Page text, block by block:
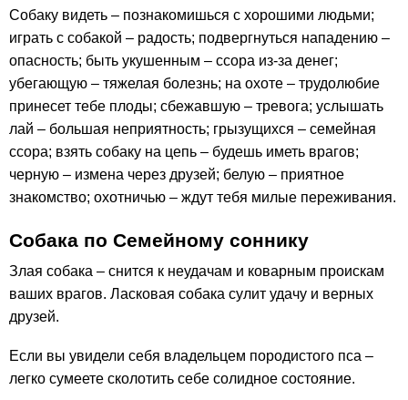
Собаку видеть – познакомишься с хорошими людьми;
играть с собакой – радость; подвергнуться нападению –
опасность; быть укушенным – ссора из-за денег;
убегающую – тяжелая болезнь; на охоте – трудолюбие
принесет тебе плоды; сбежавшую – тревога; услышать
лай – большая неприятность; грызущихся – семейная
ссора; взять собаку на цепь – будешь иметь врагов;
черную – измена через друзей; белую – приятное
знакомство; охотничью – ждут тебя милые переживания.
Собака по Семейному соннику
Злая собака – снится к неудачам и коварным проискам
ваших врагов. Ласковая собака сулит удачу и верных
друзей.
Если вы увидели себя владельцем породистого пса –
легко сумеете сколотить себе солидное состояние.